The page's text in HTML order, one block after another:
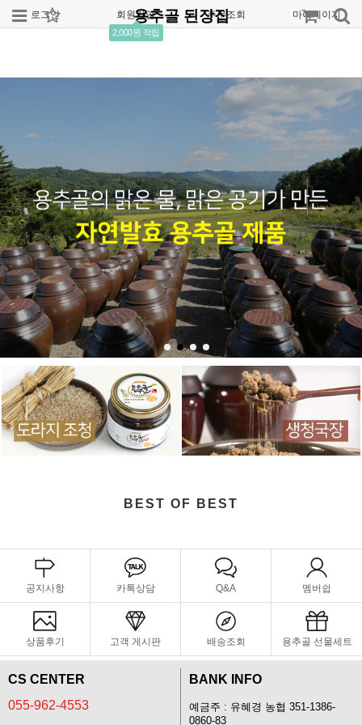
로그인 회원가입
2,000원 적립
주문조회 마이페이지
용추골 된장집
BEST OF BEST
공지사항 카톡상담 Q&A 멤버쉽
상품후기 고객 게시판 배송조회 용추골 선물세트
CS CENTER
055-962-4553
BANK INFO
예금주 : 유혜경 농협 351-1386-
0860-83